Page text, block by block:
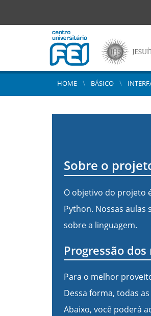
HOME BÁSICO
Sobre o
O objetivo do projeto
Python. Nossas
sobre a linguagem.
Progressão
Para o melhor
Dessa forma, todas
Abaixo, você poderá